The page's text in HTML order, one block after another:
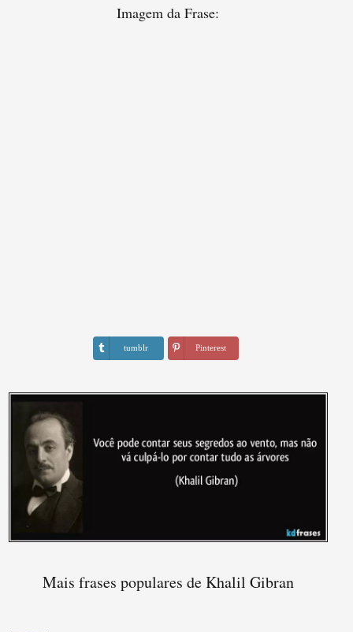
Imagem da Frase:
tumblr Pinterest
Mais frases populares de Khalil Gibran